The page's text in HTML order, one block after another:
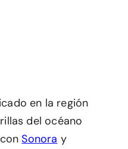
en la región
del océano
conSonora y